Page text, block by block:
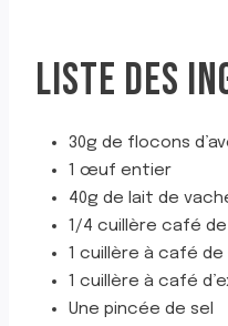
LISTE DES
30g de flocons
1 œuf entier
40g de lait de
1/4 cuillère café
1 cuillère à café de
1 cuillère à café
Une pincée de sel